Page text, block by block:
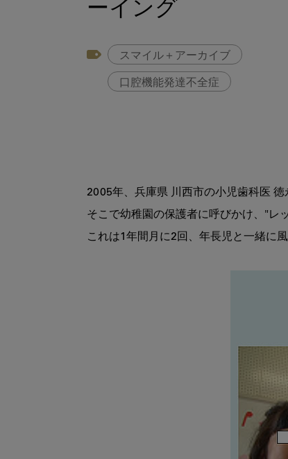
ーイング
スマイル＋アーカイブ
口腔機能発達不全症
2005年、兵庫県 川西市の小児歯科医
そこで幼稚園の保護者に呼びかけ、"レ
これは1年間月に2回、年長児と一緒に